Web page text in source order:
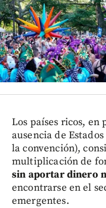
Los países ricos,
ausencia de
la convención),
multiplicación de
sin aportar dinero
encontrarse en el
emergentes.